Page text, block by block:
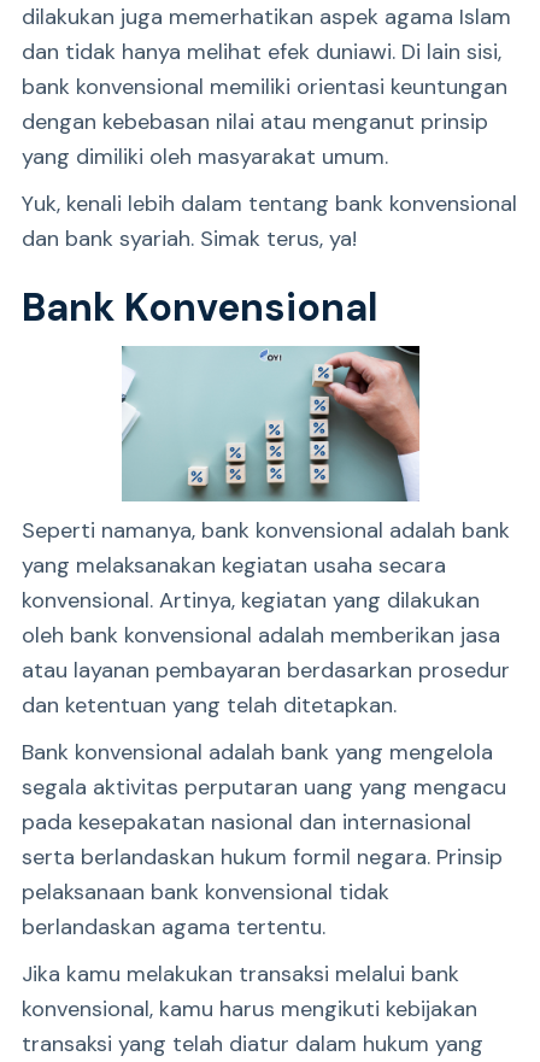
dilakukan juga memerhatikan aspek agama Islam
dan tidak hanya melihat efek duniawi. Di lain sisi,
bank konvensional memiliki orientasi keuntungan
dengan kebebasan nilai atau menganut prinsip
yang dimiliki oleh masyarakat umum.
Yuk, kenali lebih dalam tentang bank konvensional
dan bank syariah. Simak terus, ya!
Bank Konvensional
Seperti namanya, bank konvensional adalah bank
yang melaksanakan kegiatan usaha secara
konvensional. Artinya, kegiatan yang dilakukan
oleh bank konvensional adalah memberikan jasa
atau layanan pembayaran berdasarkan prosedur
dan ketentuan yang telah ditetapkan.
Bank konvensional adalah bank yang mengelola
segala aktivitas perputaran uang yang mengacu
pada kesepakatan nasional dan internasional
serta berlandaskan hukum formil negara. Prinsip
pelaksanaan bank konvensional tidak
berlandaskan agama tertentu.
Jika kamu melakukan transaksi melalui bank
konvensional, kamu harus mengikuti kebijakan
transaksi yang telah diatur dalam hukum yang